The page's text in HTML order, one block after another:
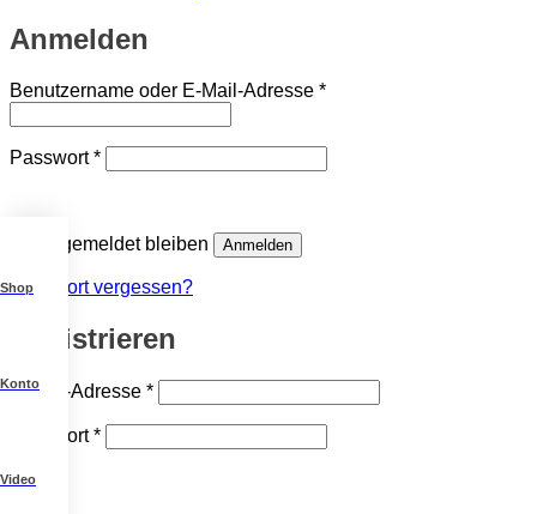
Shop
Konto
Video
Anmelden
Benutzername oder E-Mail-Adresse *Erforderlich
Passwort*Erforderlich
Angemeldet bleiben Anmelden
Passwort vergessen?
Registrieren
E-Mail-Adresse *Erforderlich
Passwort*Erforderlich